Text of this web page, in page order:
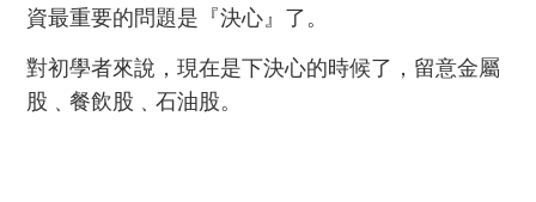
資最重要的問題是『決心』了。
對初學者來說，現在是下決心的時候了，留意金屬
股﹑餐飲股﹑石油股。